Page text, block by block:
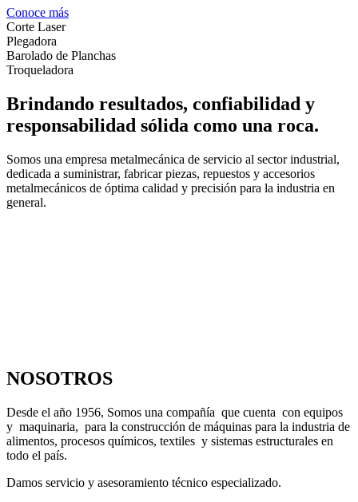
Conoce más
Corte Laser
Plegadora
Barolado de Planchas
Troqueladora
Brindando resultados, confiabilidad y
responsabilidad sólida como una roca.
Somos una empresa metalmecánica de servicio al sector industrial,
dedicada a suministrar, fabricar piezas, repuestos y accesorios
metalmecánicos de óptima calidad y precisión para la industria en
general.
NOSOTROS
Desde el año 1956, Somos una compañía que cuenta con equipos
y maquinaria, para la construcción de máquinas para la industria de
alimentos, procesos químicos, textiles y sistemas estructurales en
todo el país.
Damos servicio y asesoramiento técnico especializado.